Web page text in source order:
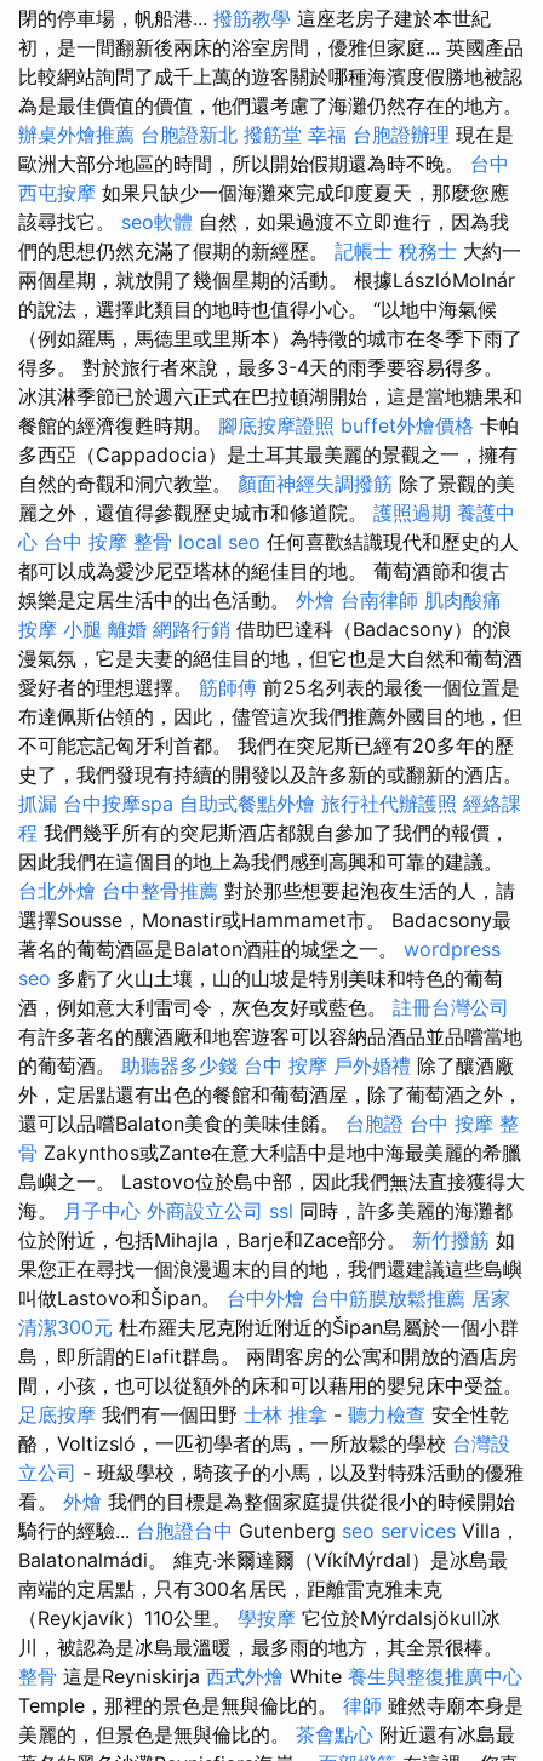
閉的停車場，帆船港... 撥筋教學 這座老房子建於本世紀
初，是一間翻新後兩床的浴室房間，優雅但家庭... 英國產品
比較網站詢問了成千上萬的遊客關於哪種海濱度假勝地被認
為是最佳價值的價值，他們還考慮了海灘仍然存在的地方。
辦桌外燴推薦 台胞證新北 撥筋堂 幸福 台胞證辦理 現在是
歐洲大部分地區的時間，所以開始假期還為時不晚。 台中
西屯按摩 如果只缺少一個海灘來完成印度夏天，那麼您應
該尋找它。 seo軟體 自然，如果過渡不立即進行，因為我
們的思想仍然充滿了假期的新經歷。 記帳士 稅務士 大約一
兩個星期，就放開了幾個星期的活動。 根據LászlóMolnár
的說法，選擇此類目的地時也值得小心。 “以地中海氣候
（例如羅馬，馬德里或里斯本）為特徵的城市在冬季下雨了
得多。 對於旅行者來說，最多3-4天的雨季要容易得多。
冰淇淋季節已於週六正式在巴拉頓湖開始，這是當地糖果和
餐館的經濟復甦時期。 腳底按摩證照 buffet外燴價格 卡帕
多西亞（Cappadocia）是土耳其最美麗的景觀之一，擁有
自然的奇觀和洞穴教堂。 顏面神經失調撥筋 除了景觀的美
麗之外，還值得參觀歷史城市和修道院。 護照過期 養護中
心 台中 按摩 整骨 local seo 任何喜歡結識現代和歷史的人
都可以成為愛沙尼亞塔林的絕佳目的地。 葡萄酒節和復古
娛樂是定居生活中的出色活動。 外燴 台南律師 肌肉酸痛
按摩 小腿 離婚 網路行銷 借助巴達科（Badacsony）的浪
漫氣氛，它是夫妻的絕佳目的地，但它也是大自然和葡萄酒
愛好者的理想選擇。 筋師傅 前25名列表的最後一個位置是
布達佩斯佔領的，因此，儘管這次我們推薦外國目的地，但
不可能忘記匈牙利首都。 我們在突尼斯已經有20多年的歷
史了，我們發現有持續的開發以及許多新的或翻新的酒店。
抓漏 台中按摩spa 自助式餐點外燴 旅行社代辦護照 經絡課
程 我們幾乎所有的突尼斯酒店都親自參加了我們的報價，
因此我們在這個目的地上為我們感到高興和可靠的建議。
台北外燴 台中整骨推薦 對於那些想要起泡夜生活的人，請
選擇Sousse，Monastir或Hammamet市。 Badacsony最
著名的葡萄酒區是Balaton酒莊的城堡之一。 wordpress
seo 多虧了火山土壤，山的山坡是特別美味和特色的葡萄
酒，例如意大利雷司令，灰色友好或藍色。 註冊台灣公司
有許多著名的釀酒廠和地窖遊客可以容納品酒品並品嚐當地
的葡萄酒。 助聽器多少錢 台中 按摩 戶外婚禮 除了釀酒廠
外，定居點還有出色的餐館和葡萄酒屋，除了葡萄酒之外，
還可以品嚐Balaton美食的美味佳餚。 台胞證 台中 按摩 整
骨 Zakynthos或Zante在意大利語中是地中海最美麗的希臘
島嶼之一。 Lastovo位於島中部，因此我們無法直接獲得大
海。 月子中心 外商設立公司 ssl 同時，許多美麗的海灘都
位於附近，包括Mihajla，Barje和Zace部分。 新竹撥筋 如
果您正在尋找一個浪漫週末的目的地，我們還建議這些島嶼
叫做Lastovo和Šipan。 台中外燴 台中筋膜放鬆推薦 居家
清潔300元 杜布羅夫尼克附近附近的Šipan島屬於一個小群
島，即所謂的Elafit群島。 兩間客房的公寓和開放的酒店房
間，小孩，也可以從額外的床和可以藉用的嬰兒床中受益。
足底按摩 我們有一個田野 士林 推拿 - 聽力檢查 安全性乾
酪，Voltizsló，一匹初學者的馬，一所放鬆的學校 台灣設
立公司 - 班級學校，騎孩子的小馬，以及對特殊活動的優雅
看。 外燴 我們的目標是為整個家庭提供從很小的時候開始
騎行的經驗... 台胞證台中 Gutenberg seo services Villa，
Balatonalmádi。 維克·米爾達爾（VíkíMýrdal）是冰島最
南端的定居點，只有300名居民，距離雷克雅未克
（Reykjavík）110公里。 學按摩 它位於Mýrdalsjökull冰
川，被認為是冰島最溫暖，最多雨的地方，其全景很棒。
整骨 這是Reyniskirja 西式外燴 White 養生與整復推廣中心
Temple，那裡的景色是無與倫比的。 律師 雖然寺廟本身是
美麗的，但景色是無與倫比的。 茶會點心 附近還有冰島最